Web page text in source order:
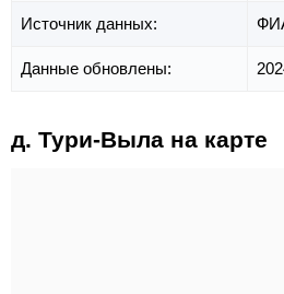
Источник данных:
Данные обновлены:
д. Тури-Выла на карте